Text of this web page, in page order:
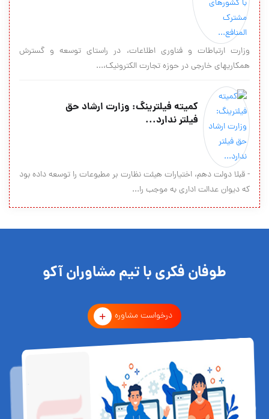
وزارت ارتباطات و فناوری اطلاعات، در راستای توسعه و گسترش
همکاریهای خارجی در حوزه تجارت الکترونیک،...
کمیته فیلترینگ: وزارت ارشاد حق
فیلتر ندارد...
- قبلا دولت دهم، اختیارات هیئت نظارت بر مطبوعات را توسعه داده بود
که دیوان عدالت اداری به موجب را...
طوفان فکری با تیم مشاوران آکو
درخواست مشاوره